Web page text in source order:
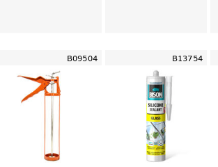
B09504 B13754